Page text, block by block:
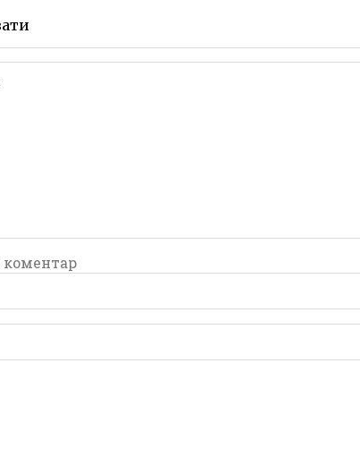
comment